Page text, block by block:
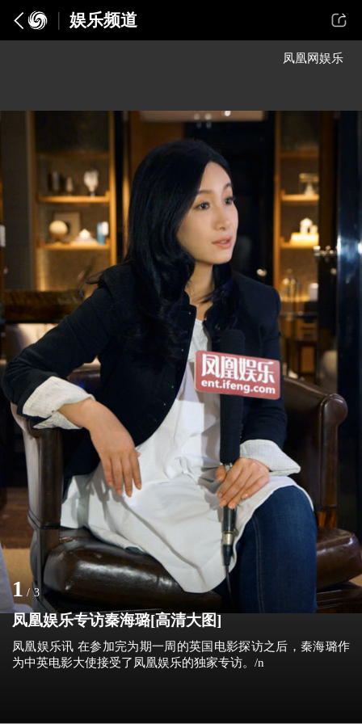
娱乐频道
凤凰网娱乐
1 / 3
凤凰娱乐专访秦海璐[高清大图]
凤凰娱乐讯 在参加完为期一周的英国电影探访之后，秦海璐作
为中英电影大使接受了凤凰娱乐的独家专访。/n